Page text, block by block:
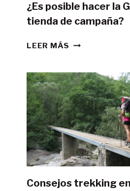
¿Es posible hacer la
tienda de campaña?
LEER MÁS ¿ES
LA
GR11
CON
TIENDA
DE
CAMPAÑA?
Consejos trekking